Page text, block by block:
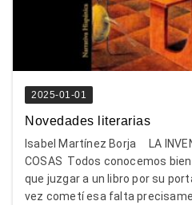
2025-01-01
Novedades literarias
Isabel Martínez Borja LA
COSAS Todos conocemos
que juzgar a un libro por su
vez cometí esa falta